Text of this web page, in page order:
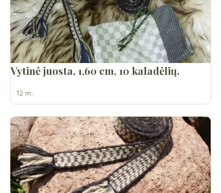
Vytinė juosta, 1,60 cm, 10 kaladėlių.
12 m.